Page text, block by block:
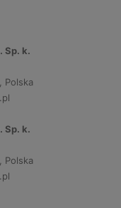
Sp. k.
Polska
Sp. k.
Polska